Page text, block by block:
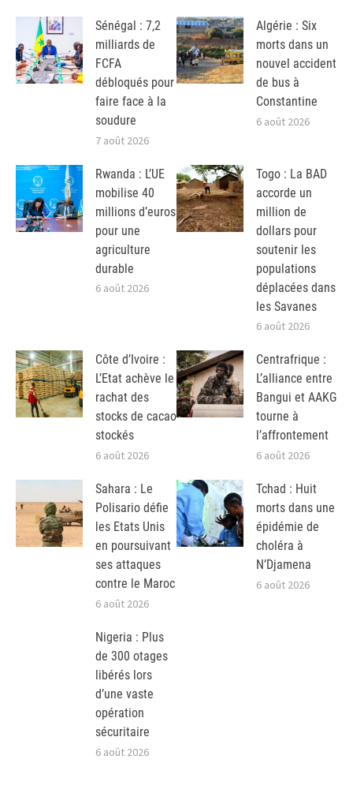
Sénégal : 7,2
milliards de
FCFA
débloqués pour
faire face à la
soudure
7 août 2026
Algérie : Six
morts dans un
nouvel accident
de bus à
Constantine
6 août 2026
Rwanda : L’UE
mobilise 40
millions d’euros
pour une
agriculture
durable
6 août 2026
Togo : La BAD
accorde un
million de
dollars pour
soutenir les
populations
déplacées dans
les Savanes
6 août 2026
Côte d’Ivoire :
L’Etat achève le
rachat des
stocks de cacao
stockés
6 août 2026
Centrafrique :
L’alliance entre
Bangui et AAKG
tourne à
l’affrontement
6 août 2026
Sahara : Le
Polisario défie
les Etats Unis
en poursuivant
ses attaques
contre le Maroc
6 août 2026
Tchad : Huit
morts dans une
épidémie de
choléra à
N’Djamena
6 août 2026
Nigeria : Plus
de 300 otages
libérés lors
d’une vaste
opération
sécuritaire
6 août 2026